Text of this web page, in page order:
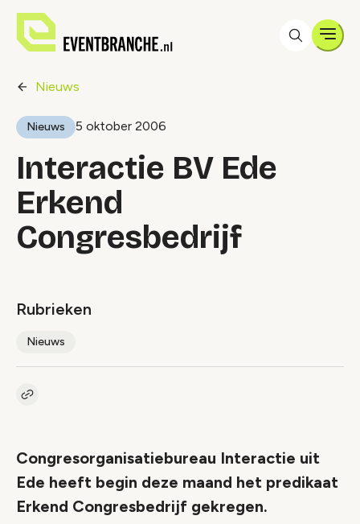
Nieuws
Nieuws 5 oktober 2006
Interactie BV Ede
Erkend
Congresbedrijf
Rubrieken
Nieuws
Kopieer link naar artikel
Congresorganisatiebureau Interactie uit
Ede heeft begin deze maand het predikaat
Erkend Congresbedrijf gekregen.